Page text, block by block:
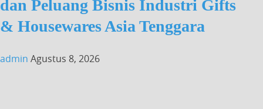
dan Peluang Bisnis Industri Gifts
& Housewares Asia Tenggara
admin Agustus 8, 2026